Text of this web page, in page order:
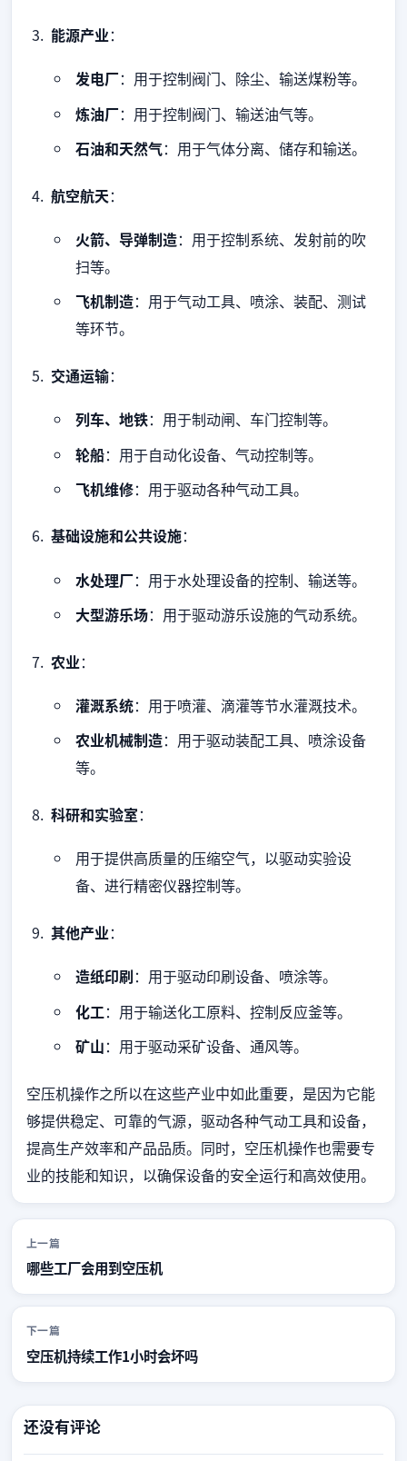
能源产业：
发电厂：用于控制阀门、除尘、输送煤粉等。
炼油厂：用于控制阀门、输送油气等。
石油和天然气：用于气体分离、储存和输送。
航空航天：
火箭、导弹制造：用于控制系统、发射前的吹
扫等。
飞机制造：用于气动工具、喷涂、装配、测试
等环节。
交通运输：
列车、地铁：用于制动闸、车门控制等。
轮船：用于自动化设备、气动控制等。
飞机维修：用于驱动各种气动工具。
基础设施和公共设施：
水处理厂：用于水处理设备的控制、输送等。
大型游乐场：用于驱动游乐设施的气动系统。
农业：
灌溉系统：用于喷灌、滴灌等节水灌溉技术。
农业机械制造：用于驱动装配工具、喷涂设备
等。
科研和实验室：
用于提供高质量的压缩空气，以驱动实验设
备、进行精密仪器控制等。
其他产业：
造纸印刷：用于驱动印刷设备、喷涂等。
化工：用于输送化工原料、控制反应釜等。
矿山：用于驱动采矿设备、通风等。
空压机操作之所以在这些产业中如此重要，是因为它能
够提供稳定、可靠的气源，驱动各种气动工具和设备，
提高生产效率和产品品质。同时，空压机操作也需要专
业的技能和知识，以确保设备的安全运行和高效使用。
上一篇
哪些工厂会用到空压机
下一篇
空压机持续工作1小时会坏吗
还没有评论